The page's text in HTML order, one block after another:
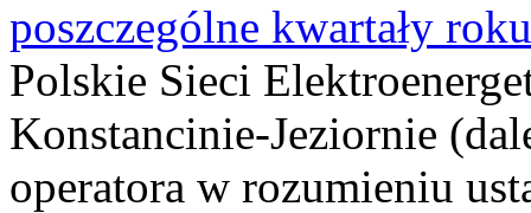
poszczególne kwartały
Polskie Sieci
Konstancinie-Jeziornie
operatora w rozumieniu